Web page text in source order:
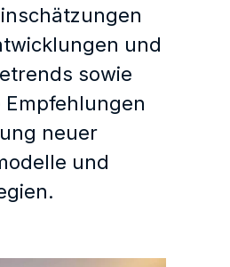
und
sowie
Empfehlungen
neuer
und